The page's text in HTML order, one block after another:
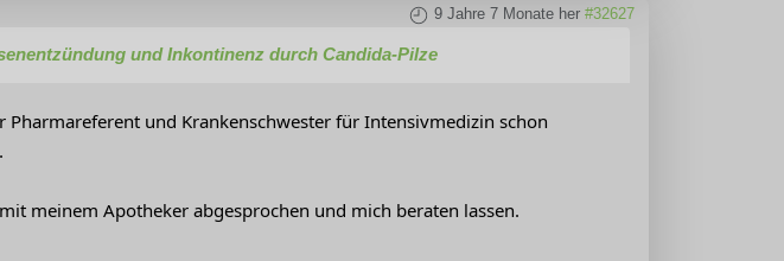
9 Jahre 7 Monate her #32627
und Inkontinenz durch Candida-Pilze
Pharmareferent und Krankenschwester für Intensivmedizin schon
meinem Apotheker abgesprochen und mich beraten lassen.